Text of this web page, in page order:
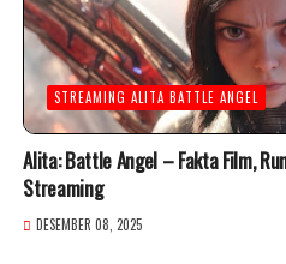
STREAMING ALITA BATTLE ANGEL
Alita: Battle Angel – Fakta Film,
Streaming
DESEMBER 08, 2025